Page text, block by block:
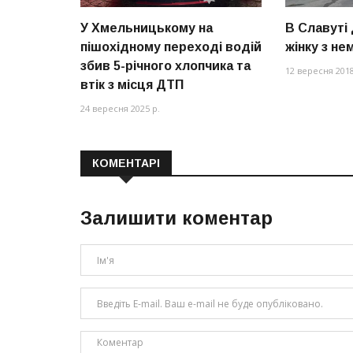
У Хмельницькому на
пішохідному переході водій
збив 5-річного хлопчика та
втік з місця ДТП
24 вересня 2025 р.
В
жінку з
12 вересня
КОМЕНТАРІ
Залишити коментар